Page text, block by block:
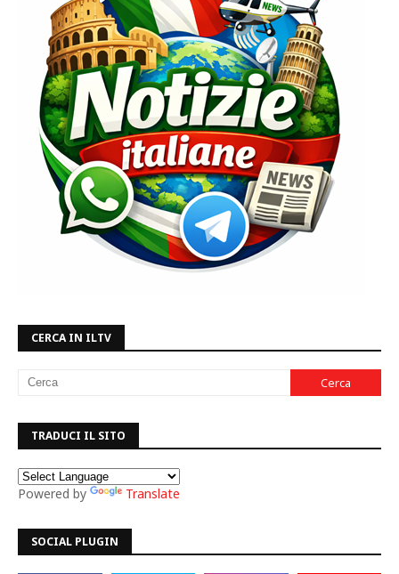
CERCA IN ILTV
TRADUCI IL SITO
Powered by Translate
SOCIAL PLUGIN